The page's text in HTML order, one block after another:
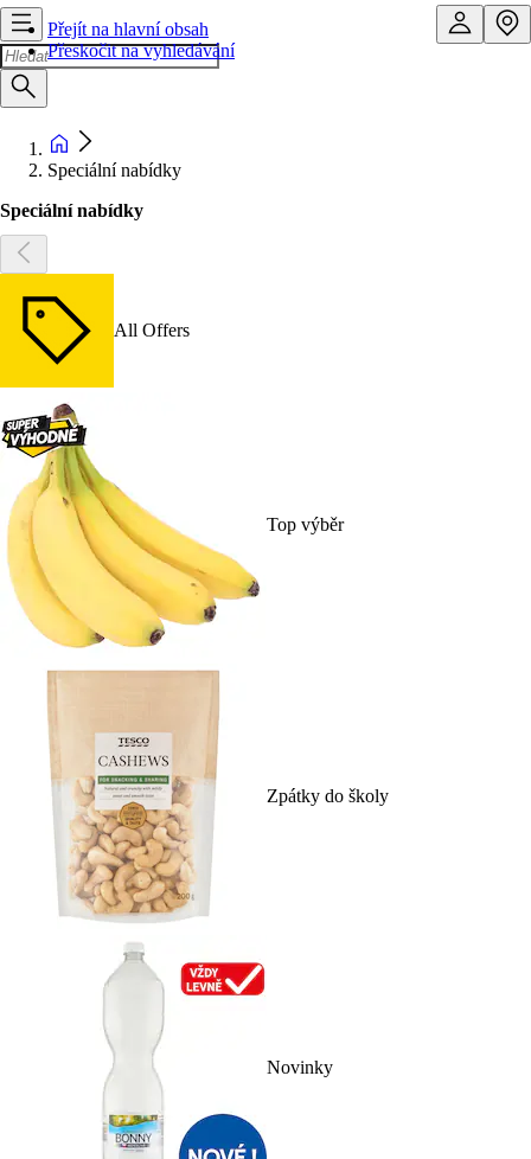
Přejít na hlavní obsah
Přeskočit na vyhledávání
Speciální nabídky
Speciální nabídky
All Offers
Top výběr
Zpátky do školy
Novinky